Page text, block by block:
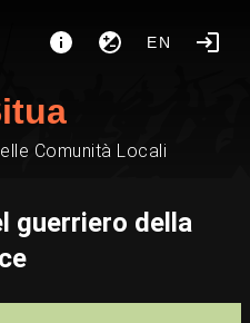
EN
Comunità Locali
guerriero della